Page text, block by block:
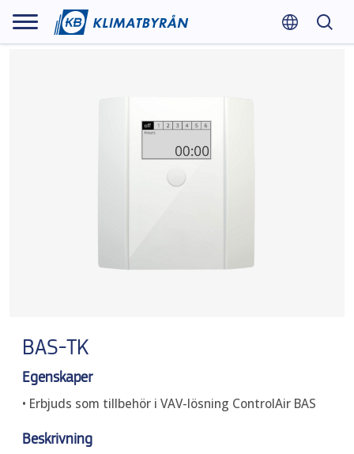
BAS-TK
Egenskaper
• Erbjuds som tillbehör i VAV-lösning ControlAir BAS
Beskrivning